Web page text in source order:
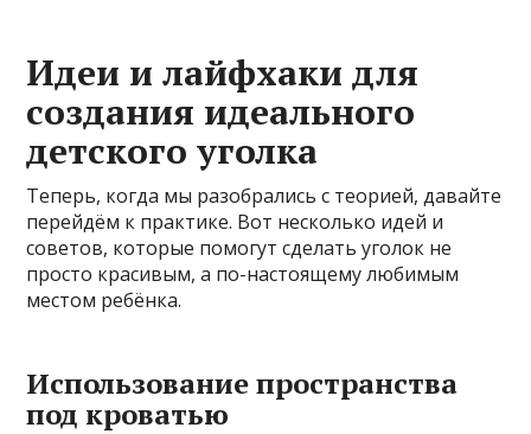
Идеи и лайфхаки для
создания идеального
детского уголка
Теперь, когда мы разобрались с теорией, давайте
перейдём к практике. Вот несколько идей и
советов, которые помогут сделать уголок не
просто красивым, а по-настоящему любимым
местом ребёнка.
Использование пространства
под кроватью